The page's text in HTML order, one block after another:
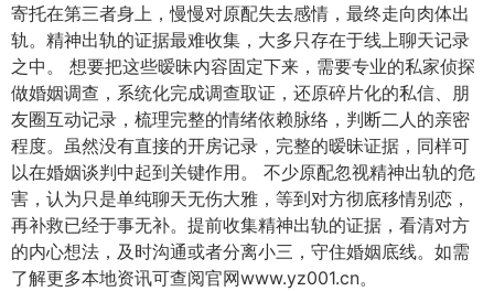
寄托在第三者身上，慢慢对原配失去感情，最终走向肉体出
轨。精神出轨的证据最难收集，大多只存在于线上聊天记录
之中。 想要把这些暧昧内容固定下来，需要专业的私家侦探
做婚姻调查，系统化完成调查取证，还原碎片化的私信、朋
友圈互动记录，梳理完整的情绪依赖脉络，判断二人的亲密
程度。虽然没有直接的开房记录，完整的暧昧证据，同样可
以在婚姻谈判中起到关键作用。 不少原配忽视精神出轨的危
害，认为只是单纯聊天无伤大雅，等到对方彻底移情别恋，
再补救已经于事无补。提前收集精神出轨的证据，看清对方
的内心想法，及时沟通或者分离小三，守住婚姻底线。如需
了解更多本地资讯可查阅官网www.yz001.cn。